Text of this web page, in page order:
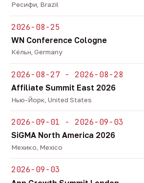
Ресифи, Brazil
2026-08-25
WN Conference Cologne
Кёльн, Germany
2026-08-27 - 2026-08-28
Affiliate Summit East 2026
Нью-Йорк, United States
2026-09-01 - 2026-09-03
SiGMA North America 2026
Мехико, Mexico
2026-09-03